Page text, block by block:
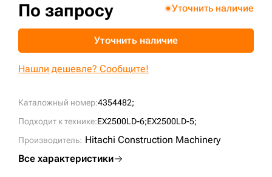
Каталожный номер:4354482;
Подходит к технике:EX2500LD-6;EX2500LD-5;
Производитель: Hitachi Construction Machinery
Все характеристики
По запросу Уточнить наличие
Уточнить наличие
Нашли дешевле? Сообщите!